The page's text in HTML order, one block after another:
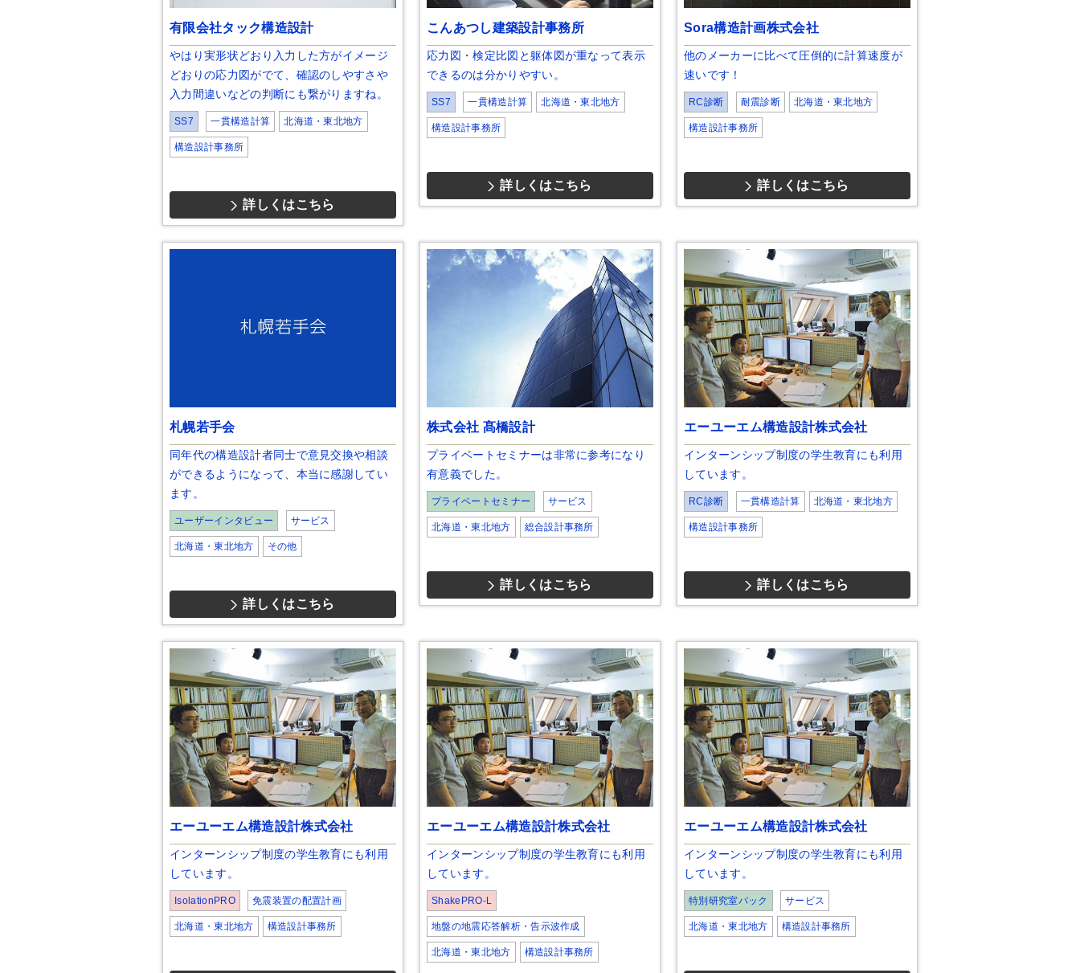
有限会社タック構造設計
やはり実形状どおり入力した方がイメージ
どおりの応力図がでて、確認のしやすさや
入力間違いなどの判断にも繋がりますね。
SS7 一貫構造計算 北海道・東北地方
構造設計事務所
詳しくはこちら
こんあつし建築設計事務所
応力図・検定比図と躯体図が重なって表示
できるのは分かりやすい。
SS7 一貫構造計算 北海道・東北地方
構造設計事務所
詳しくはこちら
Sora構造計画株式会社
他のメーカーに比べて圧倒的に計算速度が
速いです！
RC診断 耐震診断 北海道・東北地方
構造設計事務所
詳しくはこちら
札幌若手会
同年代の構造設計者同士で意見交換や相談
ができるようになって、本当に感謝してい
ます。
ユーザーインタビュー サービス
北海道・東北地方 その他
詳しくはこちら
株式会社 髙橋設計
プライベートセミナーは非常に参考になり
有意義でした。
プライベートセミナー サービス
北海道・東北地方 総合設計事務所
詳しくはこちら
エーユーエム構造設計株式会社
インターンシップ制度の学生教育にも利用
しています。
RC診断 一貫構造計算 北海道・東北地方
構造設計事務所
詳しくはこちら
エーユーエム構造設計株式会社
インターンシップ制度の学生教育にも利用
しています。
IsolationPRO 免震装置の配置計画
北海道・東北地方 構造設計事務所
エーユーエム構造設計株式会社
インターンシップ制度の学生教育にも利用
しています。
ShakePRO-L
地盤の地震応答解析・告示波作成
北海道・東北地方 構造設計事務所
エーユーエム構造設計株式会社
インターンシップ制度の学生教育にも利用
しています。
特別研究室パック サービス
北海道・東北地方 構造設計事務所